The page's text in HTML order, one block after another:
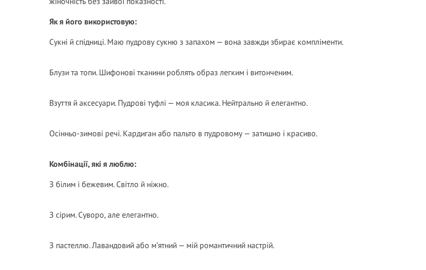
Як я його використовую:
Сукні й спідниці. Маю пудрову сукню з запахом — вона завжди збирає компліменти.
Блузи та топи. Шифонові тканини роблять образ легким і витонченим.
Взуття й аксесуари. Пудрові туфлі — моя класика. Нейтрально й елегантно.
Осінньо-зимові речі. Кардиган або пальто в пудровому — затишно і красиво.
Комбінації, які я люблю:
З білим і бежевим. Світло й ніжно.
З сірим. Суворо, але елегантно.
З пастеллю. Лавандовий або м’ятний — мій романтичний настрій.